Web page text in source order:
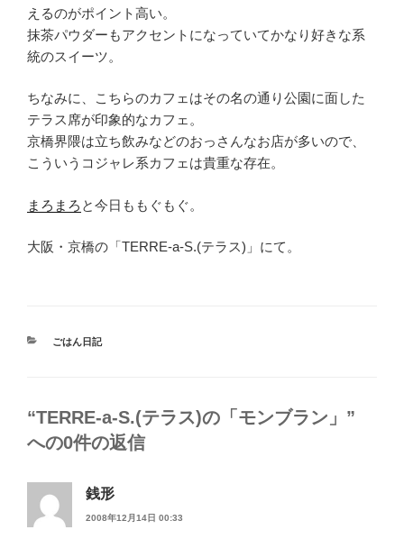
えるのがポイント高い。
抹茶パウダーもアクセントになっていてかなり好きな系
統のスイーツ。
ちなみに、こちらのカフェはその名の通り公園に面した
テラス席が印象的なカフェ。
京橋界隈は立ち飲みなどのおっさんなお店が多いので、
こういうコジャレ系カフェは貴重な存在。
まろまろ と今日ももぐもぐ。
大阪・京橋の「TERRE-a-S.(テラス)」にて。
カ
ごはん日記
“TERRE-a-S.(テラス)の「モンブラン」”
への0件の返信
銭形
2008年12月14日 00:33